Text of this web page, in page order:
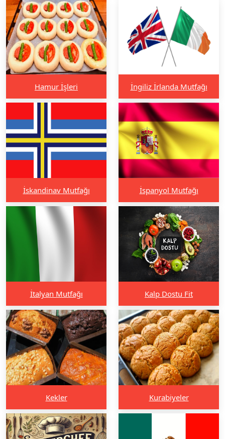
Hamur İşleri İngiliz İrlanda Mutfağı
İskandinav Mutfağı İspanyol Mutfağı
İtalyan Mutfağı Kalp Dostu Fit
Kekler Kurabiyeler